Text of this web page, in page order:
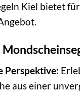
Kiel bietet
Perspektive:
aus einer